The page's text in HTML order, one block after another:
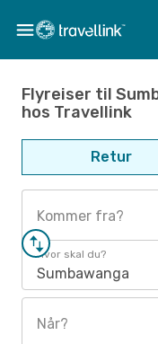
Flyreiser til
hos Travellink
Retur
Kommer fra?
Hvor skal du?
Sumbawanga
Når?